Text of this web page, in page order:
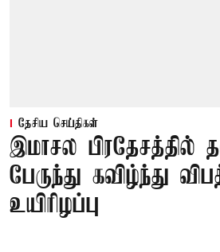
தேசிய செய்திகள்
இமாசல பிரதேசத்தில்
பேருந்து கவிழ்ந்து
உயிரிழப்பு